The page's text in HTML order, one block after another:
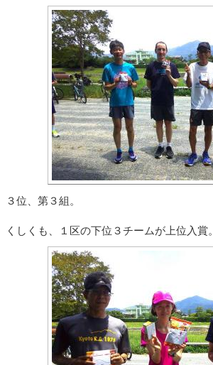
３位、第３組。
くしくも、１区の下位３チームが上位入賞